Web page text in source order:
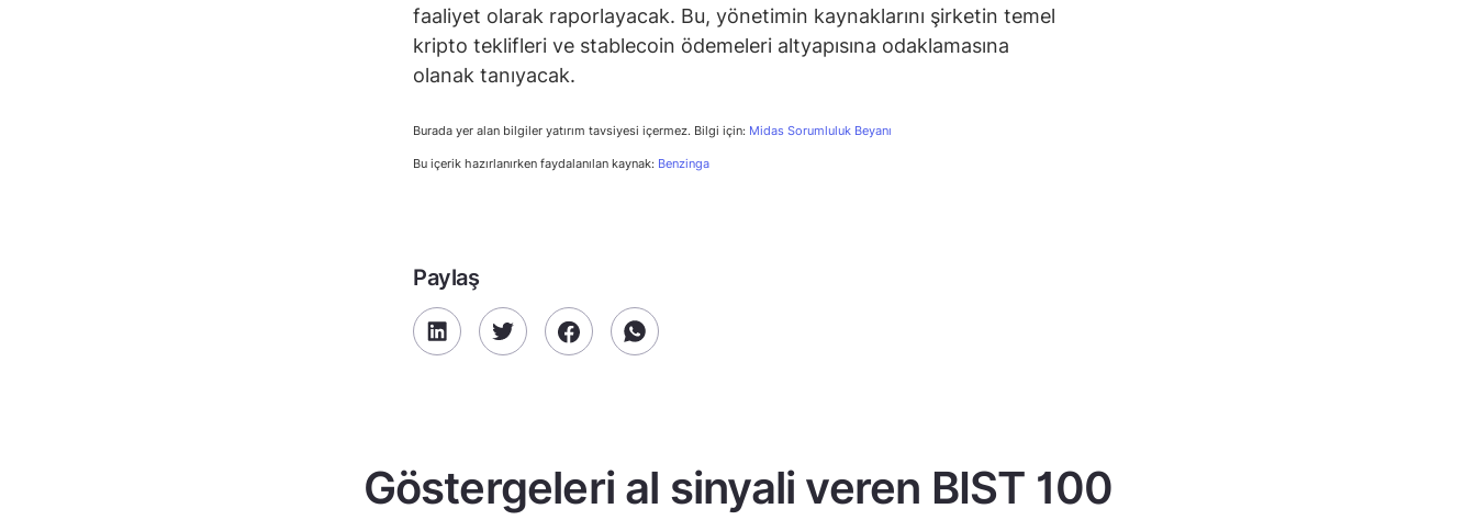
faaliyet olarak raporlayacak. Bu, yönetimin kaynaklarını şirketin temel
kripto teklifleri ve stablecoin ödemeleri altyapısına odaklamasına
olanak tanıyacak.
Burada yer alan bilgiler yatırım tavsiyesi içermez. Bilgi için: Midas Sorumluluk Beyanı
Bu içerik hazırlanırken faydalanılan kaynak: Benzinga
Paylaş
Göstergeleri al sinyali veren BIST 100